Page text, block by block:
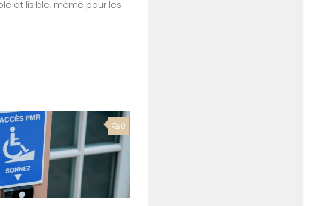
et lisible, même pour les
0